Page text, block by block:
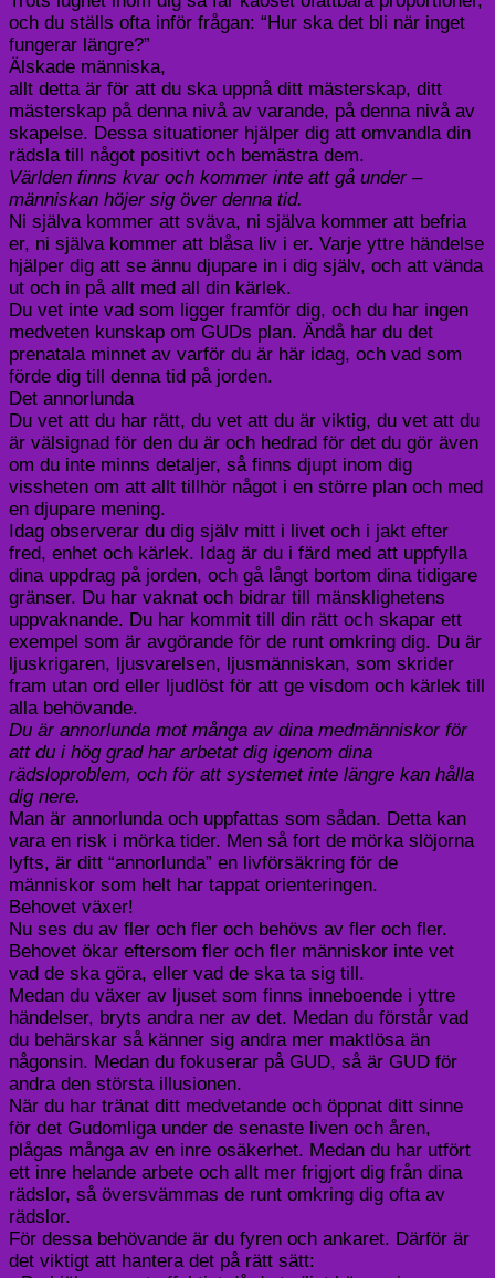
och du ställs ofta inför frågan: “Hur ska det bli när inget
fungerar längre?”
Älskade människa,
allt detta är för att du ska uppnå ditt mästerskap, ditt
mästerskap på denna nivå av varande, på denna nivå av
skapelse. Dessa situationer hjälper dig att omvandla din
rädsla till något positivt och bemästra dem.
Världen finns kvar och kommer inte att gå under –
människan höjer sig över denna tid.
Ni själva kommer att sväva, ni själva kommer att befria
er, ni själva kommer att blåsa liv i er. Varje yttre händelse
hjälper dig att se ännu djupare in i dig själv, och att vända
ut och in på allt med all din kärlek.
Du vet inte vad som ligger framför dig, och du har ingen
medveten kunskap om GUDs plan. Ändå har du det
prenatala minnet av varför du är här idag, och vad som
förde dig till denna tid på jorden.
Det annorlunda
Du vet att du har rätt, du vet att du är viktig, du vet att du
är välsignad för den du är och hedrad för det du gör även
om du inte minns detaljer, så finns djupt inom dig
vissheten om att allt tillhör något i en större plan och med
en djupare mening.
Idag observerar du dig själv mitt i livet och i jakt efter
fred, enhet och kärlek. Idag är du i färd med att uppfylla
dina uppdrag på jorden, och gå långt bortom dina tidigare
gränser. Du har vaknat och bidrar till mänsklighetens
uppvaknande. Du har kommit till din rätt och skapar ett
exempel som är avgörande för de runt omkring dig. Du är
ljuskrigaren, ljusvarelsen, ljusmänniskan, som skrider
fram utan ord eller ljudlöst för att ge visdom och kärlek till
alla behövande.
Du är annorlunda mot många av dina medmänniskor för
att du i hög grad har arbetat dig igenom dina
rädsloproblem, och för att systemet inte längre kan hålla
dig nere.
Man är annorlunda och uppfattas som sådan. Detta kan
vara en risk i mörka tider. Men så fort de mörka slöjorna
lyfts, är ditt “annorlunda” en livförsäkring för de
människor som helt har tappat orienteringen.
Behovet växer!
Nu ses du av fler och fler och behövs av fler och fler.
Behovet ökar eftersom fler och fler människor inte vet
vad de ska göra, eller vad de ska ta sig till.
Medan du växer av ljuset som finns inneboende i yttre
händelser, bryts andra ner av det. Medan du förstår vad
du behärskar så känner sig andra mer maktlösa än
någonsin. Medan du fokuserar på GUD, så är GUD för
andra den största illusionen.
När du har tränat ditt medvetande och öppnat ditt sinne
för det Gudomliga under de senaste liven och åren,
plågas många av en inre osäkerhet. Medan du har utfört
ett inre helande arbete och allt mer frigjort dig från dina
rädslor, så översvämmas de runt omkring dig ofta av
rädslor.
För dessa behövande är du fyren och ankaret. Därför är
det viktigt att hantera det på rätt sätt: